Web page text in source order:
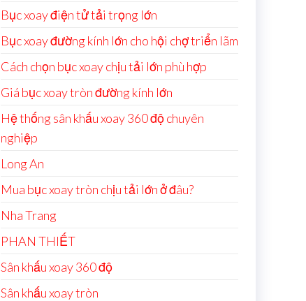
Bục xoay điện tử tải trọng lớn
Bục xoay đường kính lớn cho hội chợ triển lãm
Cách chọn bục xoay chịu tải lớn phù hợp
Giá bục xoay tròn đường kính lớn
Hệ thống sân khấu xoay 360 độ chuyên
nghiệp
Long An
Mua bục xoay tròn chịu tải lớn ở đâu?
Nha Trang
PHAN THIẾT
Sân khấu xoay 360 độ
Sân khấu xoay tròn